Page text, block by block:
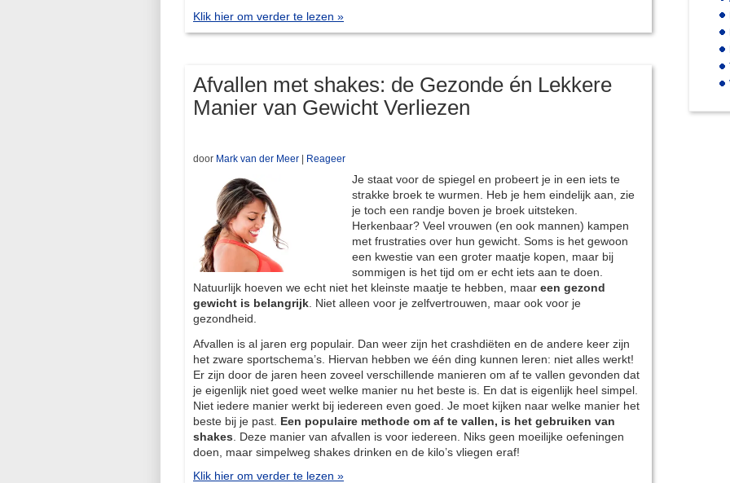
Klik hier om verder te lezen »
Afvallen met shakes: de Gezonde én Lekkere
Manier van Gewicht Verliezen
door Mark van der Meer Reageer
Je staat voor de spiegel en probeert je in een iets te
strakke broek te wurmen. Heb je hem eindelijk aan, zie
je toch een randje boven je broek uitsteken.
Herkenbaar? Veel vrouwen (en ook mannen) kampen
met frustraties over hun gewicht. Soms is het gewoon
een kwestie van een groter maatje kopen, maar bij
sommigen is het tijd om er echt iets aan te doen.
Natuurlijk hoeven we echt niet het kleinste maatje te hebben, maar een gezond
gewicht is belangrijk . Niet alleen voor je zelfvertrouwen, maar ook voor je
gezondheid.
Afvallen is al jaren erg populair. Dan weer zijn het crashdiëten en de andere keer zijn
het zware sportschema’s. Hiervan hebben we één ding kunnen leren: niet alles werkt!
Er zijn door de jaren heen zoveel verschillende manieren om af te vallen gevonden dat
je eigenlijk niet goed weet welke manier nu het beste is. En dat is eigenlijk heel simpel.
Niet iedere manier werkt bij iedereen even goed. Je moet kijken naar welke manier het
beste bij je past. Een populaire methode om af te vallen, is het gebruiken van
shakes . Deze manier van afvallen is voor iedereen. Niks geen moeilijke oefeningen
doen, maar simpelweg shakes drinken en de kilo’s vliegen eraf!
Klik hier om verder te lezen »